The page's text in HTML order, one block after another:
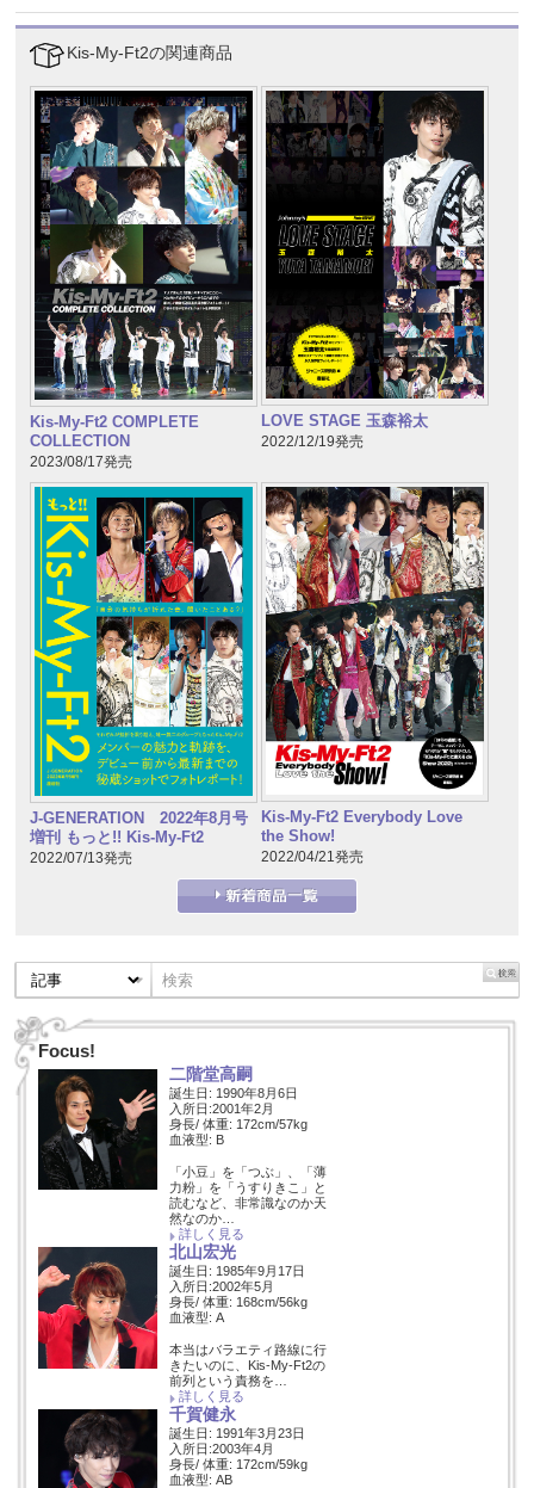
Kis-My-Ft2の関連商品
Kis-My-Ft2 COMPLETE
COLLECTION
2023/08/17発売
LOVE STAGE 玉森裕太
2022/12/19発売
J-GENERATION 2022年8月号
増刊 もっと!! Kis-My-Ft2
2022/07/13発売
Kis-My-Ft2 Everybody Love
the Show!
2022/04/21発売
Focus!
二階堂高嗣
誕生日: 1990年8月6日
入所日:2001年2月
身長/ 体重: 172cm/57kg
血液型: B
「小豆」を「つぶ」、「薄
力粉」を「うすりきこ」と
読むなど、非常識なのか天
然なのか…
詳しく見る
北山宏光
誕生日: 1985年9月17日
入所日:2002年5月
身長/ 体重: 168cm/56kg
血液型: A
本当はバラエティ路線に行
きたいのに、Kis-My-Ft2の
前列という責務を…
詳しく見る
千賀健永
誕生日: 1991年3月23日
入所日:2003年4月
身長/ 体重: 172cm/59kg
血液型: AB